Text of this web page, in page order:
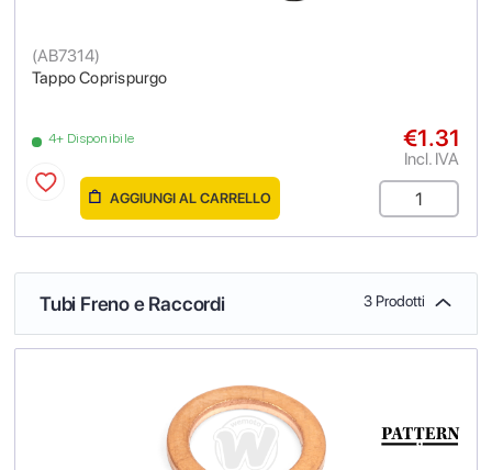
Tappo Coprispurgo
(AB7314)
4+ Disponibile €1.31
Incl. IVA
AGGIUNGI AL CARRELLO
Tubi Freno e Raccordi 3 Prodotti